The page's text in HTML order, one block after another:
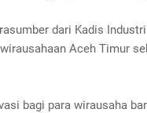
dari Kadis
Aceh Timur
bagi para wirausaha